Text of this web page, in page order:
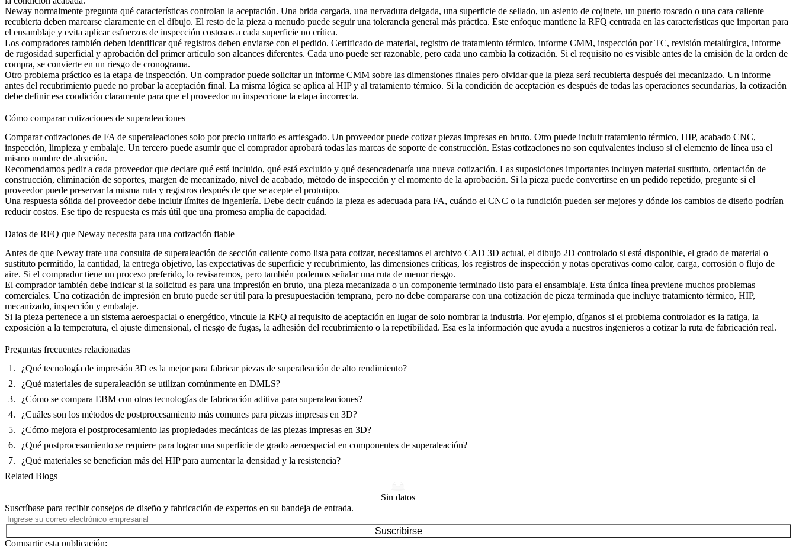
Neway normalmente pregunta qué características controlan la aceptación. Una brida cargada, una nervadura delgada, una superficie de sellado, un asiento de cojinete, un puerto roscado o una cara caliente
recubierta deben marcarse claramente en el dibujo. El resto de la pieza a menudo puede seguir una tolerancia general más práctica. Este enfoque mantiene la RFQ centrada en las características que importan para
el ensamblaje y evita aplicar esfuerzos de inspección costosos a cada superficie no crítica.
Los compradores también deben identificar qué registros deben enviarse con el pedido. Certificado de material, registro de tratamiento térmico, informe CMM, inspección por TC, revisión metalúrgica, informe
de rugosidad superficial y aprobación del primer artículo son alcances diferentes. Cada uno puede ser razonable, pero cada uno cambia la cotización. Si el requisito no es visible antes de la emisión de la orden de
compra, se convierte en un riesgo de cronograma.
Otro problema práctico es la etapa de inspección. Un comprador puede solicitar un informe CMM sobre las dimensiones finales pero olvidar que la pieza será recubierta después del mecanizado. Un informe
antes del recubrimiento puede no probar la aceptación final. La misma lógica se aplica al HIP y al tratamiento térmico. Si la condición de aceptación es después de todas las operaciones secundarias, la cotización
debe definir esa condición claramente para que el proveedor no inspeccione la etapa incorrecta.
Cómo comparar cotizaciones de superaleaciones
Comparar cotizaciones de FA de superaleaciones solo por precio unitario es arriesgado. Un proveedor puede cotizar piezas impresas en bruto. Otro puede incluir tratamiento térmico, HIP, acabado CNC,
inspección, limpieza y embalaje. Un tercero puede asumir que el comprador aprobará todas las marcas de soporte de construcción. Estas cotizaciones no son equivalentes incluso si el elemento de línea usa el
mismo nombre de aleación.
Recomendamos pedir a cada proveedor que declare qué está incluido, qué está excluido y qué desencadenaría una nueva cotización. Las suposiciones importantes incluyen material sustituto, orientación de
construcción, eliminación de soportes, margen de mecanizado, nivel de acabado, método de inspección y el momento de la aprobación. Si la pieza puede convertirse en un pedido repetido, pregunte si el
proveedor puede preservar la misma ruta y registros después de que se acepte el prototipo.
Una respuesta sólida del proveedor debe incluir límites de ingeniería. Debe decir cuándo la pieza es adecuada para FA, cuándo el CNC o la fundición pueden ser mejores y dónde los cambios de diseño podrían
reducir costos. Ese tipo de respuesta es más útil que una promesa amplia de capacidad.
Datos de RFQ que Neway necesita para una cotización fiable
Antes de que Neway trate una consulta de superaleación de sección caliente como lista para cotizar, necesitamos el archivo CAD 3D actual, el dibujo 2D controlado si está disponible, el grado de material o
sustituto permitido, la cantidad, la entrega objetivo, las expectativas de superficie y recubrimiento, las dimensiones críticas, los registros de inspección y notas operativas como calor, carga, corrosión o flujo de
aire. Si el comprador tiene un proceso preferido, lo revisaremos, pero también podemos señalar una ruta de menor riesgo.
El comprador también debe indicar si la solicitud es para una impresión en bruto, una pieza mecanizada o un componente terminado listo para el ensamblaje. Esta única línea previene muchos problemas
comerciales. Una cotización de impresión en bruto puede ser útil para la presupuestación temprana, pero no debe compararse con una cotización de pieza terminada que incluye tratamiento térmico, HIP,
mecanizado, inspección y embalaje.
Si la pieza pertenece a un sistema aeroespacial o energético, vincule la RFQ al requisito de aceptación en lugar de solo nombrar la industria. Por ejemplo, díganos si el problema controlador es la fatiga, la
exposición a la temperatura, el ajuste dimensional, el riesgo de fugas, la adhesión del recubrimiento o la repetibilidad. Esa es la información que ayuda a nuestros ingenieros a cotizar la ruta de fabricación real.
Preguntas frecuentes relacionadas
¿Qué tecnología de impresión 3D es la mejor para fabricar piezas de superaleación de alto rendimiento?
¿Qué materiales de superaleación se utilizan comúnmente en DMLS?
¿Cómo se compara EBM con otras tecnologías de fabricación aditiva para superaleaciones?
¿Cuáles son los métodos de postprocesamiento más comunes para piezas impresas en 3D?
¿Cómo mejora el postprocesamiento las propiedades mecánicas de las piezas impresas en 3D?
¿Qué postprocesamiento se requiere para lograr una superficie de grado aeroespacial en componentes de superaleación?
¿Qué materiales se benefician más del HIP para aumentar la densidad y la resistencia?
Related Blogs
Sin datos
Suscríbase para recibir consejos de diseño y fabricación de expertos en su bandeja de entrada.
Suscribirse
Compartir esta publicación: